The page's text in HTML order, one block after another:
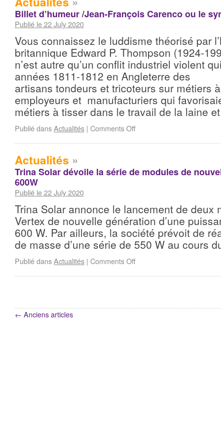
Billet d’humeur /Jean-François Carenco ou le
Publié le 22 July 2020
Vous connaissez le luddisme théorisé par
britannique Edward P. Thompson (1924-
n’est autre qu’un conflit industriel violent
années 1811-1812 en Angleterre des
artisans tondeurs et tricoteurs sur métiers
employeurs et manufacturiers qui
métiers à tisser dans le travail de la laine
Publié dansActualités | Comments Off
Actualités »
Trina Solar dévoile la série de modules de
600W
Publié le 22 July 2020
Trina Solar annonce le lancement de deux
Vertex de nouvelle génération d’une
600 W. Par ailleurs, la société prévoit de
de masse d’une série de 550 W au cours
Publié dansActualités | Comments Off
← Anciens articles